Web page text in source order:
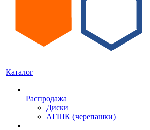
Каталог
Распродажа
Диски
АГШК (черепашки)